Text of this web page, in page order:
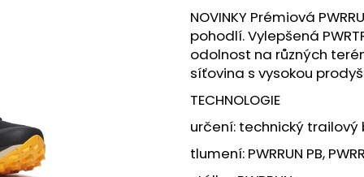
z
5
hvězdiček.
NOVINKY Prémiová
pohodlí. Vylepšená
odolnost na různých
síťovina s vysokou
TECHNOLOGIE
určení: technický trailový
tlumení: PWRRUN PB,